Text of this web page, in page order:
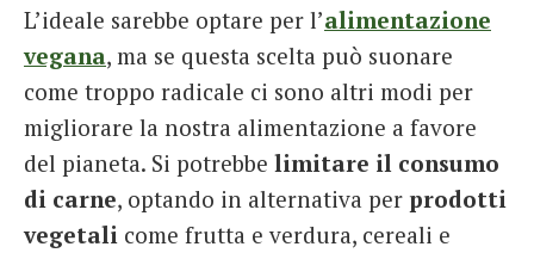
L’ideale sarebbe optare per l’alimentazione
vegana, ma se questa scelta può suonare
come troppo radicale ci sono altri modi per
migliorare la nostra alimentazione a favore
del pianeta. Si potrebbe limitare il consumo
di carne, optando in alternativa per prodotti
vegetali come frutta e verdura, cereali e